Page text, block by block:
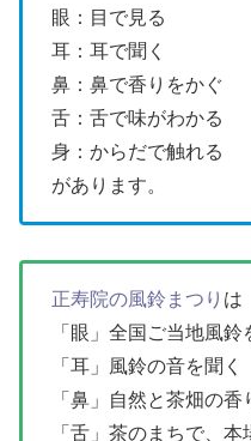
眼：目で見る
耳：耳で聞く
鼻：鼻で香りをかぐ
舌：舌で味がわかる
身：からだで触れる
があります。
正寿院の風鈴まつり は
「眼」全国ご当地風鈴
「耳」風鈴の音を聞く
「鼻」自然と茶畑の香
「舌」茶のまちで、